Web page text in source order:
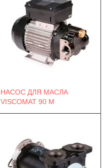
НАСОС ДЛЯ МАСЛА
VISCOMAT 90 M